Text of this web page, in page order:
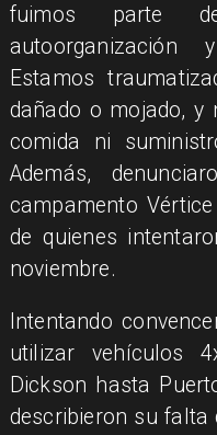
fuimos parte
Estamos
dañado o mojado, y
comida ni
Además,
campamento
de quienes
noviembre.
Intentando
utilizar vehículos
Dickson hasta
describieron su falta